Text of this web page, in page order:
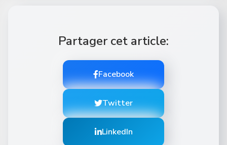
Partager cet article:
Facebook
Twitter
LinkedIn